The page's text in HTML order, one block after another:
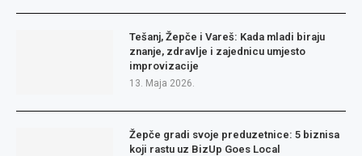
Tešanj, Žepče i Vareš: Kada mladi biraju
znanje, zdravlje i zajednicu umjesto
improvizacije
13. Maja 2026.
Žepče gradi svoje preduzetnice: 5 biznisa
koji rastu uz BizUp Goes Local